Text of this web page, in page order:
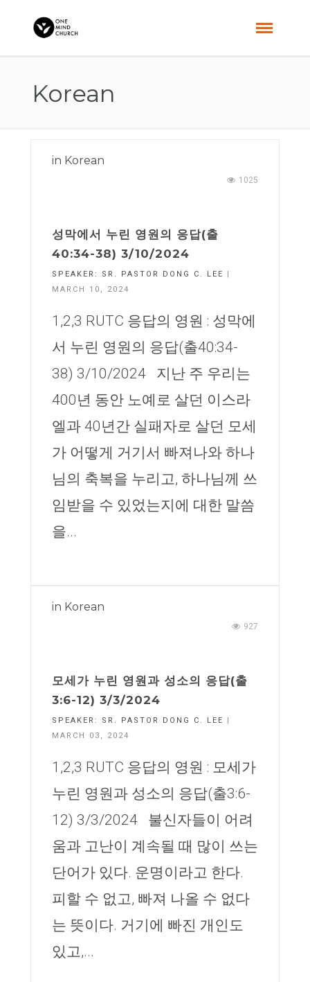
Korean
in Korean
1025
성막에서 누린 영원의 응답(출
40:34-38) 3/10/2024
SPEAKER: SR. PASTOR DONG C. LEE
|
MARCH 10, 2024
1,2,3 RUTC 응답의 영원 : 성막에
서 누린 영원의 응답(출40:34-
38) 3/10/2024 지난 주 우리는
400년 동안 노예로 살던 이스라
엘과 40년간 실패자로 살던 모세
가 어떻게 거기서 빠져나와 하나
님의 축복을 누리고, 하나님께 쓰
임받을 수 있었는지에 대한 말씀
을...
in Korean
927
모세가 누린 영원과 성소의 응답(출
3:6-12) 3/3/2024
SPEAKER: SR. PASTOR DONG C. LEE
|
MARCH 03, 2024
1,2,3 RUTC 응답의 영원 : 모세가
누린 영원과 성소의 응답(출3:6-
12) 3/3/2024 불신자들이 어려
움과 고난이 계속될 때 많이 쓰는
단어가 있다. 운명이라고 한다.
피할 수 없고, 빠져 나올 수 없다
는 뜻이다. 거기에 빠진 개인도
있고,...